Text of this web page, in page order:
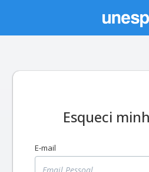
Esqueci
E-mail